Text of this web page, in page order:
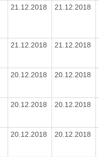
21.12.2018 21.12.2018
21.12.2018 21.12.2018
20.12.2018 20.12.2018
20.12.2018 20.12.2018
20.12.2018 20.12.2018